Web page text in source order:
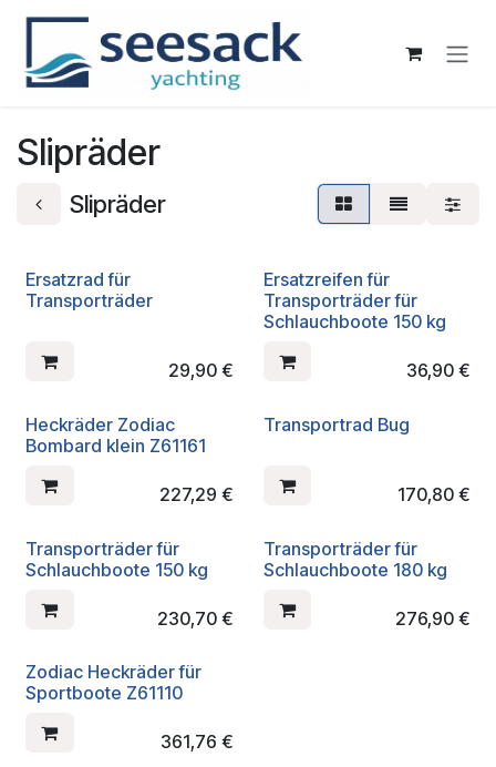
Zum Inhalt springen
Slipräder
Slipräder
Ersatzrad für
Transporträder
29,90€
Ersatzreifen für
Transporträder für
Schlauchboote 150 kg
36,90 €
Heckräder Zodiac
Bombard klein Z61161
227,29 €
Transportrad Bug
170,80 €
Transporträder für
Schlauchboote 150 kg
230,70€
Transporträder für
Schlauchboote 180 kg
276,90 €
Zodiac Heckräder für
Sportboote Z61110
361,76 €